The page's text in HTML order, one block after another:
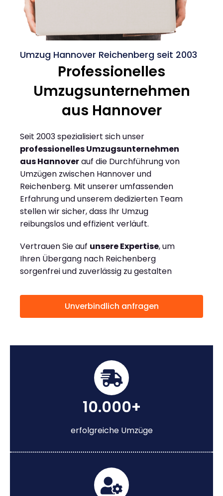
Umzug Hannover Reichenberg seit 2003
Professionelles
Umzugsunternehmen
aus Hannover
Seit 2003 spezialisiert sich unser
professionelles Umzugsunternehmen
aus Hannoverauf die Durchführung von
Umzügen zwischen Hannover und
Reichenberg. Mit unserer umfassenden
Erfahrung und unserem dedizierten Team
stellen wir sicher, dass Ihr Umzug
reibungslos und effizient verläuft.
Vertrauen Sie auf unsere Expertise, um
Ihren Übergang nach Reichenberg
sorgenfrei und zuverlässig zu gestalten
Unverbindlich anfragen
10.000+
erfolgreiche Umzüge